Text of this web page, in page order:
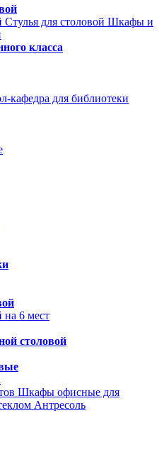
Стулья для столовой Шкафы и
класса
кафедра для библиотеки
на 6 мест
столовой
Шкафы офисные для
Антресоль